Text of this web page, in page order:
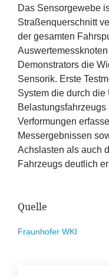
Das Sensorgewebe
Straßenquerschnitt
der gesamten
Demonstrators die
Sensorik. Erste
System die durch die
Belastungsfahrzeugs
Verformungen
Messergebnissen
Achslasten als auch
Fahrzeugs deutlich
Quelle
Fraunhofer WKI